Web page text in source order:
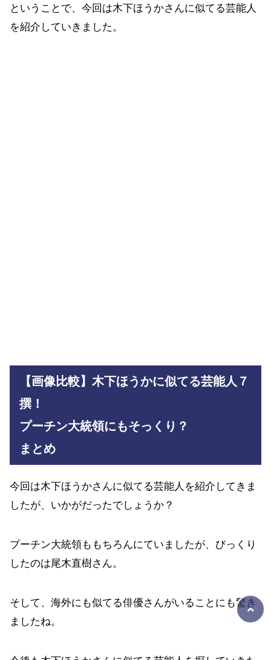
ということで、今回は木下ほうかさんに似てる芸能人
を紹介していきました。
【画像比較】木下ほうかに似てる芸能人７
撰！
プーチン大統領にもそっくり？
まとめ
今回は木下ほうかさんに似てる芸能人を紹介してきま
したが、いかがだったでしょうか？
プーチン大統領ももちろんにていましたが、びっくり
したのは尾木直樹さん。
そして、海外にも似てる俳優さんがいることにも驚き
ましたね。